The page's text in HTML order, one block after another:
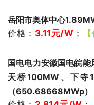
岳阳市奥体中心
价格： 3.11元/W ；
国电电力安徽国电皖
天桥100MW、下寺
（650.68668MWp）